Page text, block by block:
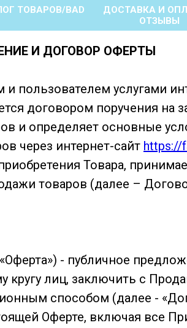
ТОВАРОВ/BAD ДОСТАВКА И
ОТЗЫВЫ
И ДОГОВОР ОФЕРТЫ
пользователем услугами
договором поручения на
и определяет основные
через интернет-сайт https://
Товара,
товаров (далее –
- публичное
кругу лиц, заключить с
способом (далее -
Оферте, включая все